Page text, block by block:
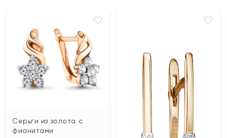
Серьги из золота с
фианитами